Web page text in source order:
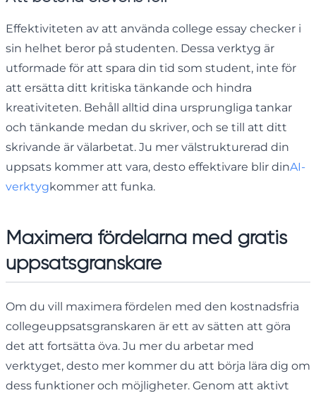
Effektiviteten av att använda college essay checker i
sin helhet beror på studenten. Dessa verktyg är
utformade för att spara din tid som student, inte för
att ersätta ditt kritiska tänkande och hindra
kreativiteten. Behåll alltid dina ursprungliga tankar
och tänkande medan du skriver, och se till att ditt
skrivande är välarbetat. Ju mer välstrukturerad din
uppsats kommer att vara, desto effektivare blir dinAI-
verktygkommer att funka.
Maximera fördelarna med gratis
uppsatsgranskare
Om du vill maximera fördelen med den kostnadsfria
collegeuppsatsgranskaren är ett av sätten att göra
det att fortsätta öva. Ju mer du arbetar med
verktyget, desto mer kommer du att börja lära dig om
dess funktioner och möjligheter. Genom att aktivt